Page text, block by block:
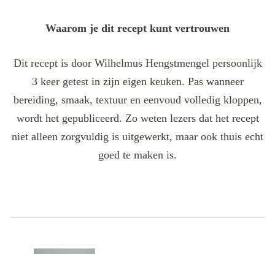
Waarom je dit recept kunt vertrouwen
Dit recept is door Wilhelmus Hengstmengel persoonlijk
3 keer getest in zijn eigen keuken. Pas wanneer
bereiding, smaak, textuur en eenvoud volledig kloppen,
wordt het gepubliceerd. Zo weten lezers dat het recept
niet alleen zorgvuldig is uitgewerkt, maar ook thuis echt
goed te maken is.
Navigation